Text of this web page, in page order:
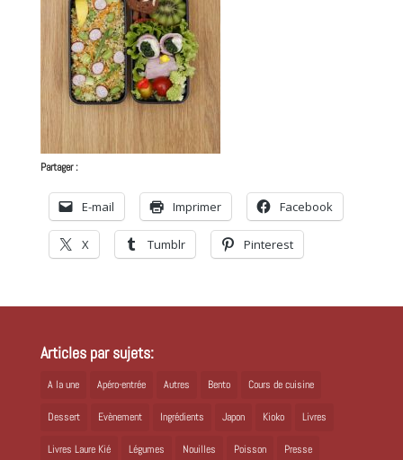
Partager :
E-mail Imprimer Facebook
X Tumblr Pinterest
Articles par sujets:
A la une Apéro-entrée Autres Bento Cours de cuisine
Dessert Evènement Ingrédients Japon Kioko Livres
Livres Laure Kié Légumes Nouilles Poisson Presse